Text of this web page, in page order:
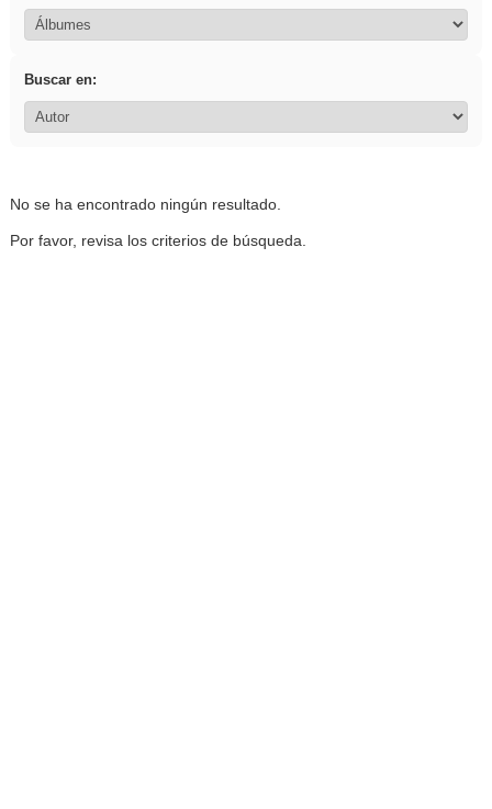
Buscar en:
No se ha encontrado ningún resultado.
Por favor, revisa los criterios de búsqueda.